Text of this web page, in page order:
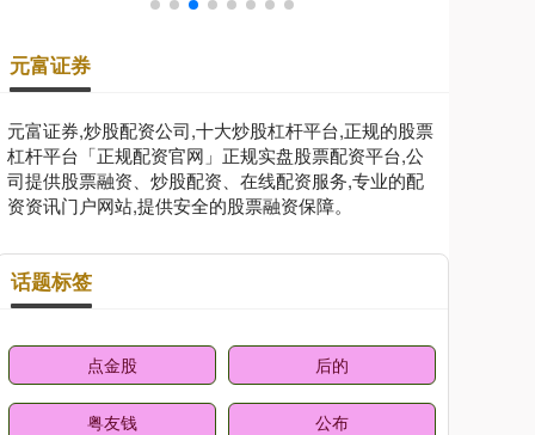
元富证券
元富证券,炒股配资公司,十大炒股杠杆平台,正规的股票
杠杆平台「正规配资官网」正规实盘股票配资平台,公
司提供股票融资、炒股配资、在线配资服务,专业的配
资资讯门户网站,提供安全的股票融资保障。
话题标签
点金股 后的
粤友钱 公布